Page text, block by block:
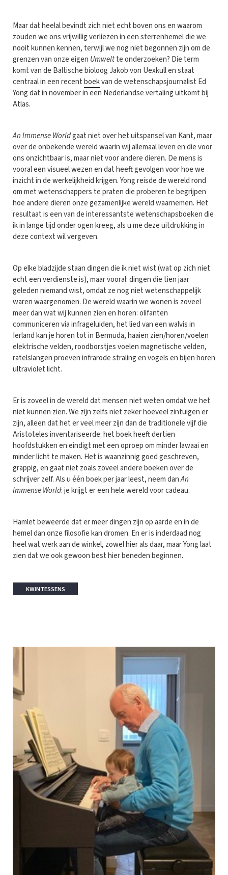
Maar dat heelal bevindt zich niet echt boven ons en waarom
zouden we ons vrijwillig verliezen in een sterrenhemel die we
nooit kunnen kennen, terwijl we nog niet begonnen zijn om de
grenzen van onze eigen Umweltte onderzoeken? Die term
komt van de Baltische bioloog Jakob von Uexkull en staat
centraal in een recentboekvan de wetenschapsjournalist Ed
Yong dat in november in een Nederlandse vertaling uitkomt bij
Atlas.
An Immense Worldgaat niet over het uitspansel van Kant, maar
over de onbekende wereld waarin wij allemaal leven en die voor
ons onzichtbaar is, maar niet voor andere dieren. De mens is
vooral een visueel wezen en dat heeft gevolgen voor hoe we
inzicht in de werkelijkheid krijgen. Yong reisde de wereld rond
om met wetenschappers te praten die proberen te begrijpen
hoe andere dieren onze gezamenlijke wereld waarnemen. Het
resultaat is een van de interessantste wetenschapsboeken die
ik in lange tijd onder ogen kreeg, als u me deze uitdrukking in
deze context wil vergeven.
Op elke bladzijde staan dingen die ik niet wist (wat op zich niet
echt een verdienste is), maar vooral: dingen die tien jaar
geleden niemand wist, omdat ze nog niet wetenschappelijk
waren waargenomen. De wereld waarin we wonen is zoveel
meer dan wat wij kunnen zien en horen: olifanten
communiceren via infrageluiden, het lied van een walvis in
Ierland kan je horen tot in Bermuda, haaien zien/horen/voelen
elektrische velden, roodborstjes voelen magnetische velden,
ratelslangen proeven infrarode straling en vogels en bijen horen
ultraviolet licht.
Er is zoveel in de wereld dat mensen niet weten omdat we het
niet kunnen zien. We zijn zelfs niet zeker hoeveel zintuigen er
zijn, alleen dat het er veel meer zijn dan de traditionele vijf die
Aristoteles inventariseerde: het boek heeft dertien
hoofdstukken en eindigt met een oproep om minder lawaai en
minder licht te maken. Het is waanzinnig goed geschreven,
grappig, en gaat niet zoals zoveel andere boeken over de
schrijver zelf. Als u één boek per jaar leest, neem danAn
Immense World: je krijgt er een hele wereld voor cadeau.
Hamlet beweerde dat er meer dingen zijn op aarde en in de
hemel dan onze filosofie kan dromen. En er is inderdaad nog
heel wat werk aan de winkel, zowel hier als daar, maar Yong laat
zien dat we ook gewoon best hier beneden beginnen.
KWINTESSENS